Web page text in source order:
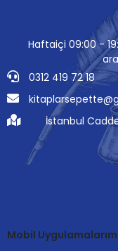
Haftaiçi 09:00 -
0312 419 72 18
İstanbul
Mobil